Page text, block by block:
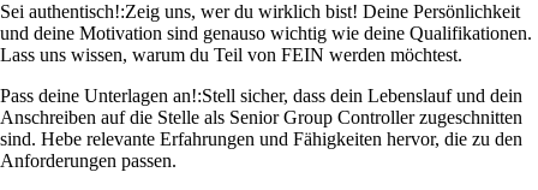
Sei authentisch!:Zeig uns, wer du wirklich bist! Deine Persönlichkeit
und deine Motivation sind genauso wichtig wie deine Qualifikationen.
Lass uns wissen, warum du Teil von FEIN werden möchtest.
Pass deine Unterlagen an!:Stell sicher, dass dein Lebenslauf und dein
Anschreiben auf die Stelle als Senior Group Controller zugeschnitten
sind. Hebe relevante Erfahrungen und Fähigkeiten hervor, die zu den
Anforderungen passen.